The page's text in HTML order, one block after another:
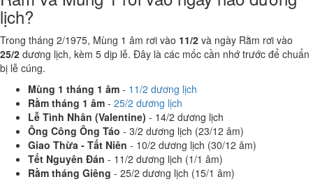
lịch?
Trong tháng 2/1975, Mùng 1 âm rơi vào 11/2 và ngày Rằm rơi vào
25/2 dương lịch, kèm 5 dịp lễ. Đây là các mốc cần nhớ trước để chuẩn
bị lễ cúng.
Mùng 1 tháng 1 âm - 11/2 dương lịch
Rằm tháng 1 âm - 25/2 dương lịch
Lễ Tình Nhân (Valentine) - 14/2 dương lịch
Ông Công Ông Táo - 3/2 dương lịch (23/12 âm)
Giao Thừa - Tất Niên - 10/2 dương lịch (30/12 âm)
Tết Nguyên Đán - 11/2 dương lịch (1/1 âm)
Rằm tháng Giêng - 25/2 dương lịch (15/1 âm)